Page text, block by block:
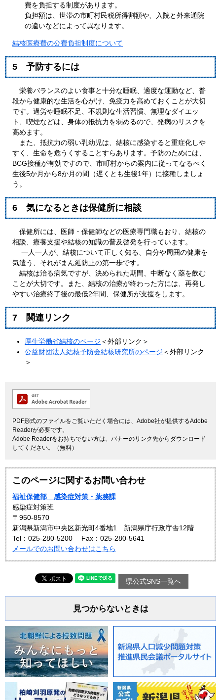
費を負担する制度があります。
負担額は、世帯の市町村民税所得割額や、入院と外来通院
の違いなどによって異なります。
結核医療費の公費負担制度について
5 予防するには
栄養バランスのよい食事と十分な睡眠、適度な運動など、普
段から健康的な生活を心がけ、免疫力を高めておくことが大切
です。過労や睡眠不足、不規則な生活習慣、無理なダイエッ
ト、喫煙などは、身体の抵抗力を弱めるので、発病のリスクを
高めます。
また、抵抗力の弱い乳幼児は、結核に感染すると重症化しや
すく、生命を危うくすることすらあります。予防のためには、
BCG接種が有効ですので、市町村からの案内に従ってなるべく
生後5か月から8か月の間（遅くとも生後1年）に接種しましょ
う。
6 気になるときは保健所に相談
保健所には、医師・保健師などの医療専門職もおり、結核の
相談、療養支援や結核の知識の普及啓発を行っています。
一人一人が、結核について正しく知る、自分や周囲の健康を
気遣う、それがまん延防止の第一歩です。
結核は治る病気ですが、決められた期間、中断なく薬を飲む
ことが大切です。また、結核の治療が終わった方には、再発し
やすい治療終了後の最低2年間、保健所が支援をします。
7 関連リンク
厚生労働省結核のページ ＜外部リンク＞
公益財団法人結核予防会結核研究所のページ ＜外部リンク
＞
PDF形式のファイルをご覧いただく場合には、Adobe社が提供するAdobe
Readerが必要です。
Adobe Readerをお持ちでない方は、バナーのリンク先からダウンロード
してください。（無料）
このページに関するお問い合わせ
福祉保健部 感染症対策・薬務課
感染症対策班
〒950-8570
新潟県新潟市中央区新光町4番地1 新潟県庁行政庁舎12階
Tel：025-280-5200
Fax：025-280-5641
メールでのお問い合わせはこちら
県公式SNS一覧へ
見つからないときは